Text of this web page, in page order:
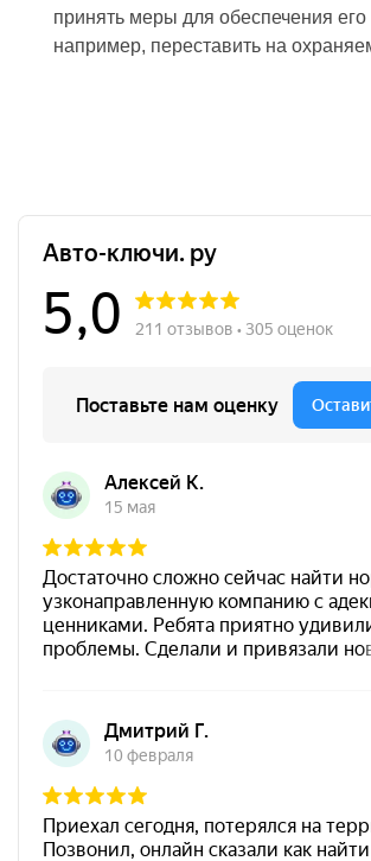
принять меры для обеспечения его
например, переставить на